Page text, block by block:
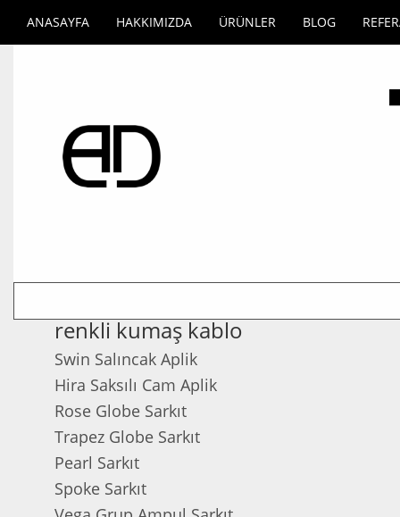
ANASAYFA HAKKIMIZDA ÜRÜNLER BLOG
renkli kumaş kablo
Swin Salıncak Aplik
Hira Saksılı Cam Aplik
Rose Globe Sarkıt
Trapez Globe Sarkıt
Pearl Sarkıt
Spoke Sarkıt